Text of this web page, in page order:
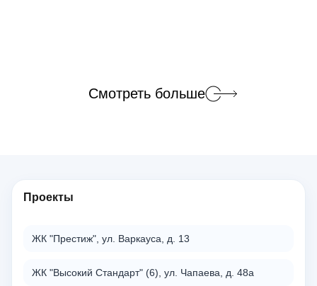
Смотреть больше
Проекты
ЖК "Престиж", ул. Варкауса, д. 13
ЖК "Высокий Стандарт" (6), ул. Чапаева, д. 48а